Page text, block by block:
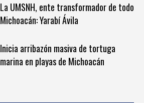
La UMSNH, ente transformador de todo
Michoacán: Yarabí Ávila
Inicia arribazón masiva de tortuga
marina en playas de Michoacán